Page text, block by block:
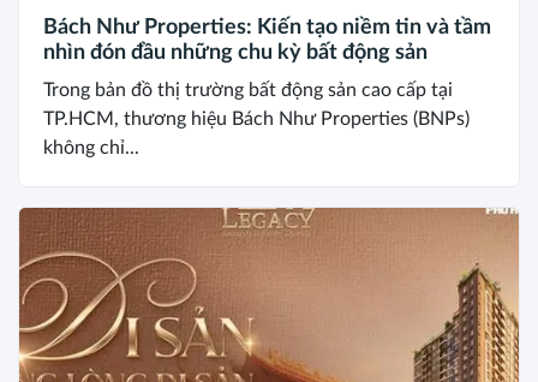
Bách Như Properties: Kiến tạo niềm tin và tầm
nhìn đón đầu những chu kỳ bất động sản
Trong bản đồ thị trường bất động sản cao cấp tại
TP.HCM, thương hiệu Bách Như Properties (BNPs)
không chỉ...